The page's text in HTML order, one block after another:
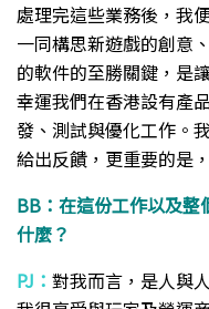
處理完這些業務後，我
一同構思新遊戲的創意
的軟件的至勝關鍵，是
幸運我們在香港設有產
發、測試與優化工作。
給出反饋，更重要的是
BB：在這份工作以及
什麼？
PJ： 對我而言，是人與